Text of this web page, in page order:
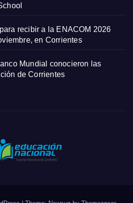
recibir a la ENACOM 2026
en Corrientes
Mundial conocieron las
de Corrientes